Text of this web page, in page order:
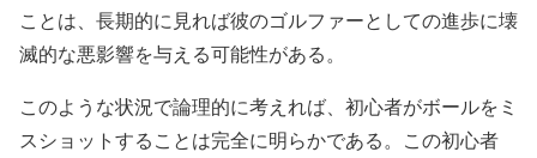
ことは、長期的に見れば彼のゴルファーとしての進歩に壊
滅的な悪影響を与える可能性がある。
このような状況で論理的に考えれば、初心者がボールをミ
スショットすることは完全に明らかである。この初心者